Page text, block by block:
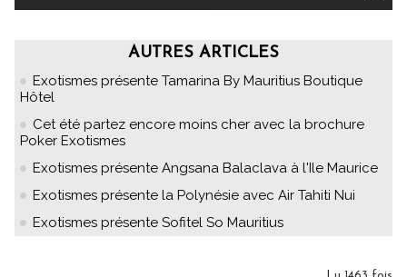
AUTRES ARTICLES
Exotismes présente Tamarina By Mauritius Boutique
Hôtel
Cet été partez encore moins cher avec la brochure
Poker Exotismes
Exotismes présente Angsana Balaclava à l'Ile Maurice
Exotismes présente la Polynésie avec Air Tahiti Nui
Exotismes présente Sofitel So Mauritius